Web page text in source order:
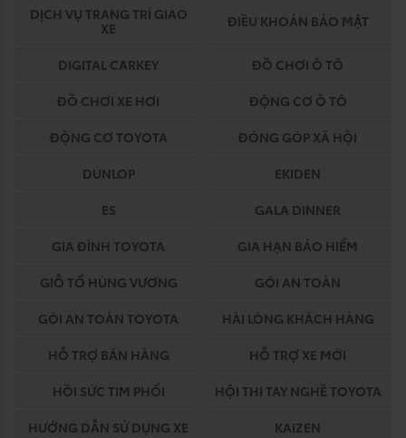
DỊCH VỤ TRANG TRÍ GIAO
XE
ĐIỀU KHOẢN BẢO MẬT
DIGITAL CARKEY
ĐỒ CHƠI Ô TÔ
ĐỒ CHƠI XE HƠI
ĐỘNG CƠ Ô TÔ
ĐỘNG CƠ TOYOTA
ĐÓNG GÓP XÃ HỘI
DUNLOP
EKIDEN
ES
GALA DINNER
GIA ĐÌNH TOYOTA
GIA HẠN BẢO HIỂM
GIỖ TỔ HÙNG VƯƠNG
GÓI AN TOÀN
GÓI AN TOÀN TOYOTA
HÀI LÒNG KHÁCH HÀNG
HỖ TRỢ BÁN HÀNG
HỖ TRỢ XE MỚI
HỒI SỨC TIM PHỔI
HỘI THI TAY NGHỀ TOYOTA
HƯỚNG DẪN SỬ DỤNG XE
KAIZEN